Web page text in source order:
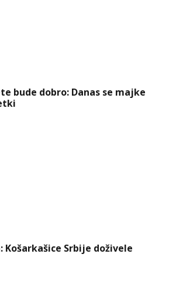
bude dobro: Danas se majke
Košarkašice Srbije doživele